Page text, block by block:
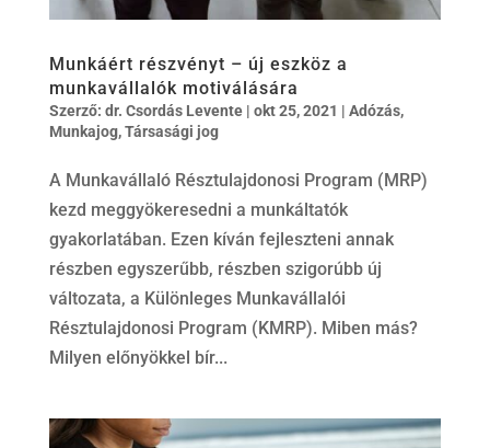
Munkáért részvényt – új eszköz a
munkavállalók motiválására
Szerző: dr. Csordás Levente| okt 25, 2021 | Adózás,
Munkajog,Társasági jog
A Munkavállaló Résztulajdonosi Program (MRP)
kezd meggyökeresedni a munkáltatók
gyakorlatában. Ezen kíván fejleszteni annak
részben egyszerűbb, részben szigorúbb új
változata, a Különleges Munkavállalói
Résztulajdonosi Program (KMRP). Miben más?
Milyen előnyökkel bír...